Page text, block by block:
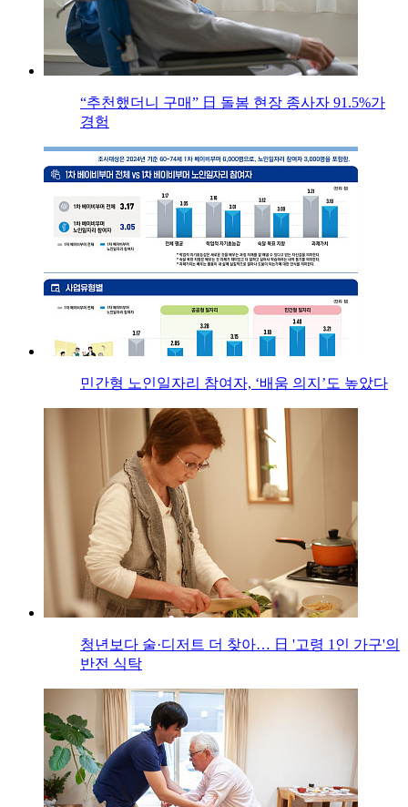
“추천했더니 구매” 日 돌봄 현장 종사자 91.5%가
경험
민간형 노인일자리 참여자, ‘배움 의지’도 높았다
청년보다 술·디저트 더 찾아… 日 '고령 1인 가구'의
반전 식탁